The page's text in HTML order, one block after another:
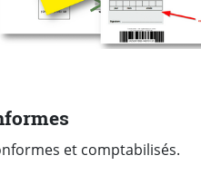
et comptabilisés.